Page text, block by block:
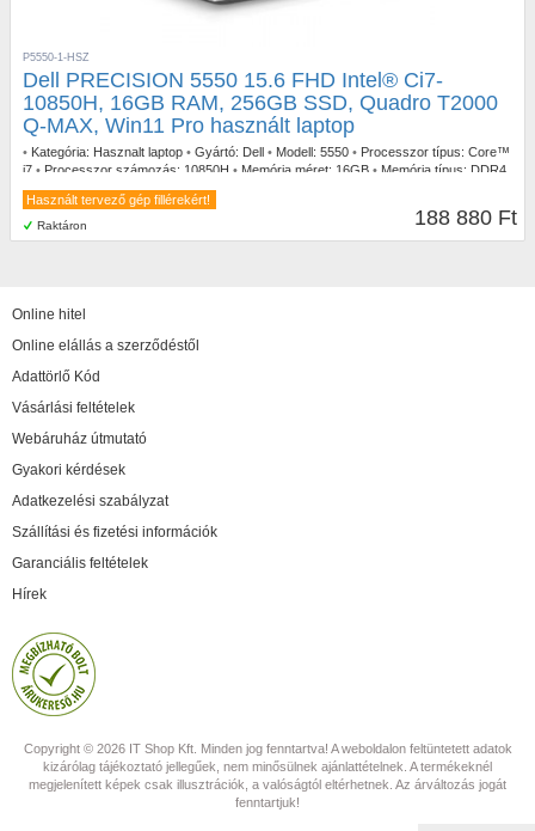
Használt tervező gép fillérekért!
Raktáron
P5550-1-HSZ
Dell PRECISION 5550 15.6 FHD Intel® Ci7-
10850H, 16GB RAM, 256GB SSD, Quadro T2000
Q-MAX, Win11 Pro használt laptop
• Kategória: Hasznalt laptop • Gyártó: Dell • Modell: 5550 • Processzor típus: Core™
i7 • Processzor számozás: 10850H • Memória méret: 16GB • Memória típus: DDR4
• SSD méret: 256GB NVMe SSD •
Kijelző típus: Anti-glare IPS • Videokártya típus:
Esztétikai állapot:
Garancia: 1 év
188 880 Ft
Online hitel
Online elállás a szerződéstől
Adattörlő Kód
Vásárlási feltételek
Webáruház útmutató
Gyakori kérdések
Adatkezelési szabályzat
Szállítási és fizetési információk
Garanciális feltételek
Hírek
Copyright © 2026 IT Shop Kft. Minden jog fenntartva! A weboldalon feltüntetett adatok
kizárólag tájékoztató jellegűek, nem minősülnek ajánlattételnek. A termékeknél
megjelenített képek csak illusztrációk, a valóságtól eltérhetnek. Az árváltozás jogát
fenntartjuk!